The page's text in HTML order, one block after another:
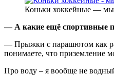
Коньки хоккейные — мы
— А какие ещё спортивные
— Прыжки с парашютом как
понимаете, что приземление
Про воду – я вообще не